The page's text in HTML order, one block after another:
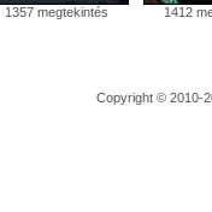
1357 megtekintés 1412
Copyright © 2010-